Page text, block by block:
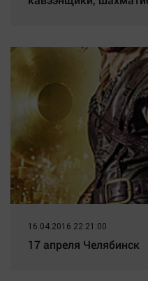
16.04.2016 22:21:00
17 апреля Челябинск